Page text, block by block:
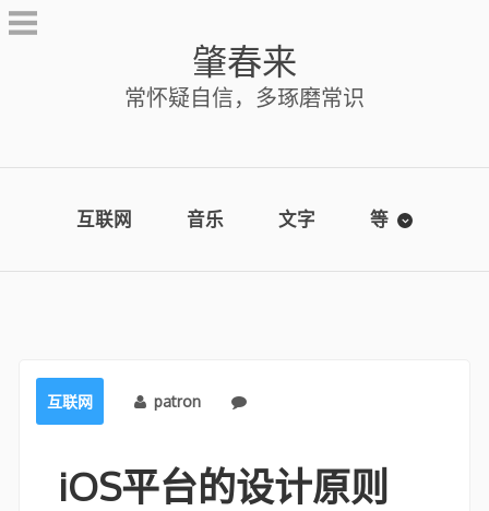
Skip
to
肇春来
常怀疑自信，多琢磨常识
互联网 音乐 文字 等
互联网 patron
iOS平台的设计原则